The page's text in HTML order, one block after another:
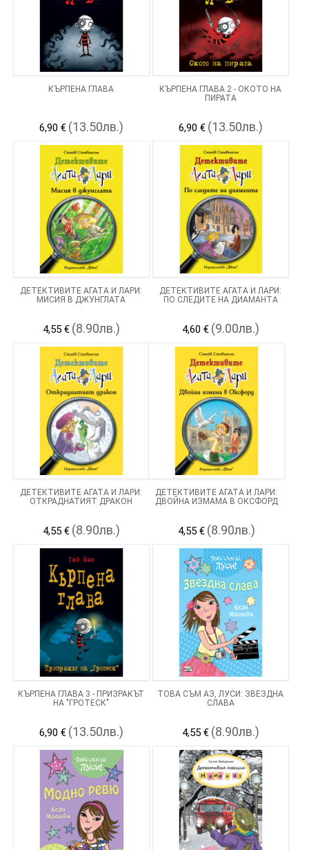
КЪРПЕНА ГЛАВА
6,90 € (13.50лв.)
КЪРПЕНА ГЛАВА 2 - ОКОТО НА
ПИРАТА
6,90 € (13.50лв.)
ДЕТЕКТИВИТЕ АГАТА И ЛАРИ:
МИСИЯ В ДЖУНГЛАТА
4,55 € (8.90лв.)
ДЕТЕКТИВИТЕ АГАТА И ЛАРИ:
ПО СЛЕДИТЕ НА ДИАМАНТА
4,60 € (9.00лв.)
ДЕТЕКТИВИТЕ АГАТА И ЛАРИ:
ОТКРАДНАТИЯТ ДРАКОН
4,55 € (8.90лв.)
ДЕТЕКТИВИТЕ АГАТА И ЛАРИ:
ДВОЙНА ИЗМАМА В ОКСФОРД
4,55 € (8.90лв.)
КЪРПЕНА ГЛАВА 3 - ПРИЗРАКЪТ
НА "ГРОТЕСК"
6,90 € (13.50лв.)
ТОВА СЪМ АЗ, ЛУСИ: ЗВЕЗДНА
СЛАВА
4,55 € (8.90лв.)